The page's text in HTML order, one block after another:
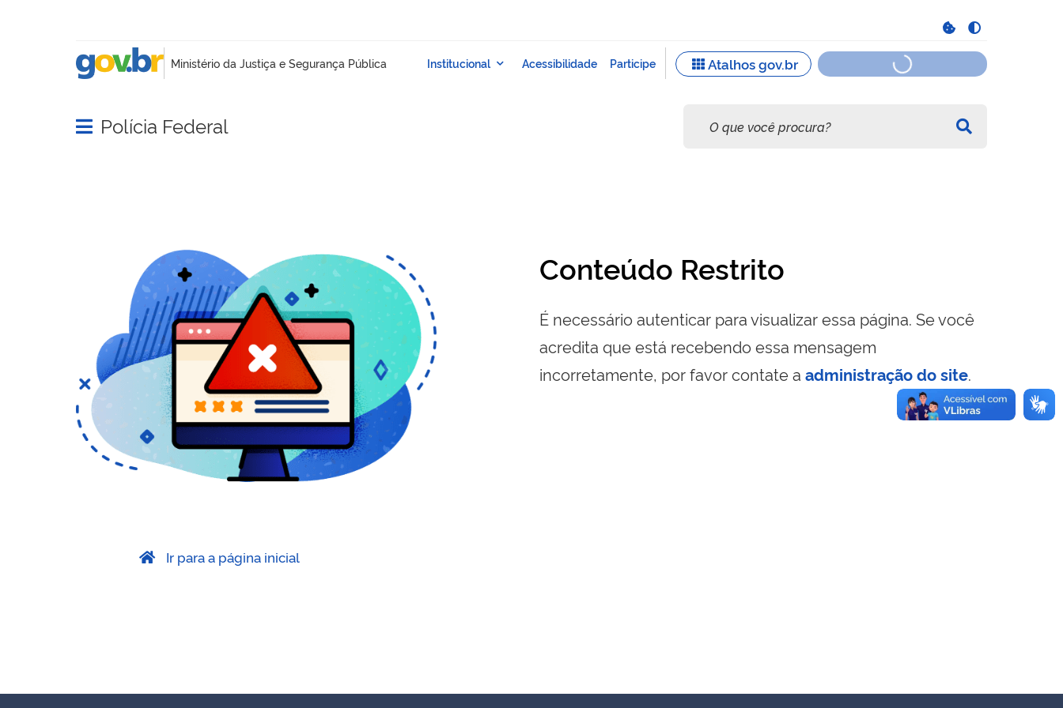
Abrir menu principal de navegação
Polícia Federal
Conteúdo Restrito
É necessário autenticar para visualizar essa página. Se você
acredita que está recebendo essa mensagem
incorretamente, por favor contate a administração do site.
Ir para a página inicial